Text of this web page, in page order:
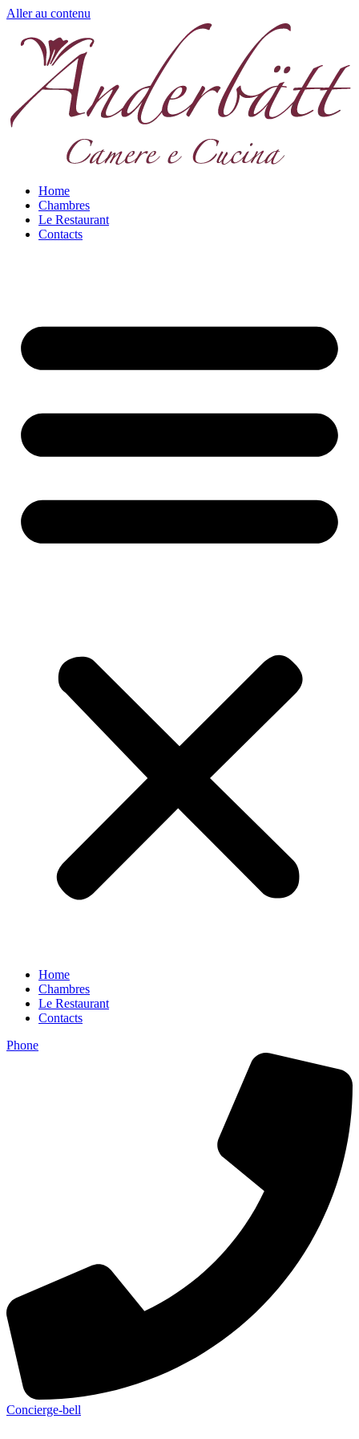
Aller au contenu
Home
Chambres
Le Restaurant
Contacts
Home
Chambres
Le Restaurant
Contacts
Phone
Concierge-bell